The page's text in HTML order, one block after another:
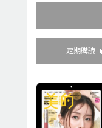
定期購読